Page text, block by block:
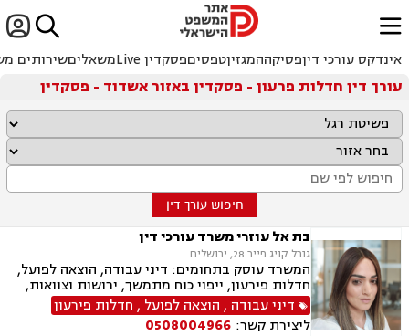

ﱐ
אינדקס עורכי דיןפסיקההמגזיןטפסיםפסקדין Live משאליםשירותים
עורך דין חדלות פרעון - פסקדין באזור אשדוד - פסקדין
חיפוש עורך דין
בת אל עוזרי משרד עורכי דין
גנרל קניג פייר 28, ירושלים
המשרד עוסק בתחומים: דיני עבודה, הוצאה לפועל,
חדלות פירעון, ייפוי כוח מתמשך, ירושות וצוואות,
ביטוח לאומי
דיני עבודה , הוצאה לפועל , חדלות פירעון
ליצירת קשר: 0508004966